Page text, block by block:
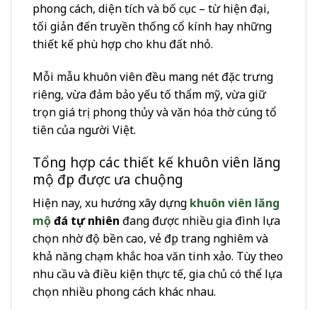
phong cách, diện tích và bố cục – từ hiện đại,
tối giản đến truyền thống cổ kính hay những
thiết kế phù hợp cho khu đất nhỏ.
Mỗi mẫu khuôn viên đều mang nét đặc trưng
riêng, vừa đảm bảo yếu tố thẩm mỹ, vừa giữ
trọn giá trị phong thủy và văn hóa thờ cúng tổ
tiên của người Việt.
Tổng hợp các thiết kế khuôn viên lăng
mộ đẹp được ưa chuộng
Hiện nay, xu hướng xây dựng khuôn viên lăng
mộđá tự nhiên đang được nhiều gia đình lựa
chọn nhờ độ bền cao, vẻ đẹp trang nghiêm và
khả năng chạm khắc hoa văn tinh xảo. Tùy theo
nhu cầu và điều kiện thực tế, gia chủ có thể lựa
chọn nhiều phong cách khác nhau.